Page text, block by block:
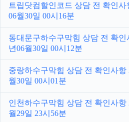
트립닷컴할인코드 상담 전 확인사
06월30일 00시16분
동대문구하수구막힘 상담 전 확인
년06월30일 00시12분
중랑하수구막힘 상담 전 확인사항
월30일 00시01분
인천하수구막힘 상담 전 확인사항
월29일 23시56분